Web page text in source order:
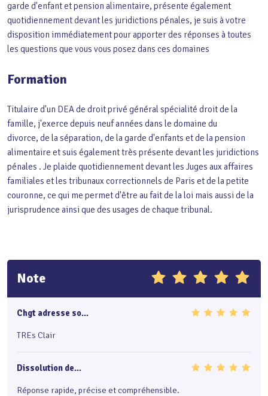
garde d'enfant et pension alimentaire, présente également
quotidiennement devant les juridictions pénales, je suis à votre
disposition immédiatement pour apporter des réponses à toutes
les questions que vous vous posez dans ces domaines
Formation
Titulaire d'un DEA de droit privé général spécialité droit de la
famille, j'exerce depuis neuf années dans le domaine du
divorce, de la séparation, de la garde d'enfants et de la pension
alimentaire et suis également très présente devant les juridictions
pénales . Je plaide quotidiennement devant les Juges aux affaires
familiales et les tribunaux correctionnels de Paris et de la petite
couronne, ce qui me permet d'être au fait de la loi mais aussi de la
jurisprudence ainsi que des usages de chaque tribunal.
Note
Chgt adresse so...
TREs Clair
Dissolution de...
Réponse rapide, précise et compréhensible.